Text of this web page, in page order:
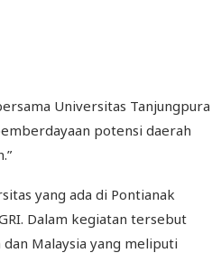
Universitas Tanjungpura
potensi daerah
yang ada di Pontianak
Dalam kegiatan tersebut
Malaysia yang meliputi